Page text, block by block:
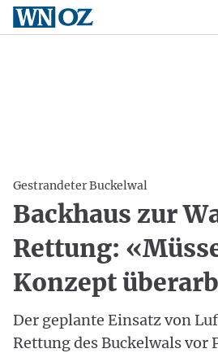
Gestrandeter Buckelwal
Backhaus zur
Rettung:
Konzept
Der geplante Einsatz von
Rettung des Buckelwals vor